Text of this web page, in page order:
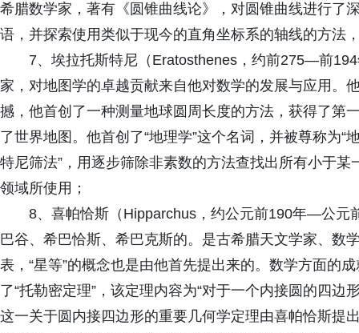
希腊数学家，著有《圆锥曲线论》，对圆锥曲线进行了
语，并探索使用类似于现今的直角坐标系的轴线的方法
7、埃拉托斯特尼（Eratosthenes，约前275—前
家，对地图学的卓越贡献来自他对数学的发展与应用。
撼，他首创了一种测量地球圆周长度的方法，获得了第
了世界地图。他首创了“地理学”这个名词，并被尊称为“
特尼筛法”，用逐步筛除非素数的方法查找出所有小于
领域所使用；
8、喜帕恰斯（Hipparchus，约公元前190年—公
巴谷、希巴恰斯、希巴克斯的。是古希腊天文学家、数
表，“星等”的概念也是由他首先提出来的。数学方面的
了“托勒密定理”，该定理内容为“对于一个内接圆的四
这一关于圆内接四边形的重要几何学定理由喜帕恰斯提